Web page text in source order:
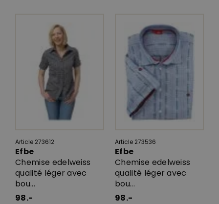
Article 273612
Efbe
Chemise edelweiss
qualité léger avec
bou...
98.-
Article 273536
Efbe
Chemise edelweiss
qualité léger avec
bou...
98.-